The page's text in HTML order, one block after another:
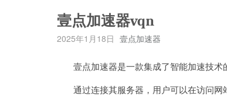
壹点加速器vqn
2025年1月18日 壹点加速器
壹点加速器是一款集成了智能加速技术
通过连接其服务器，用户可以在访问网